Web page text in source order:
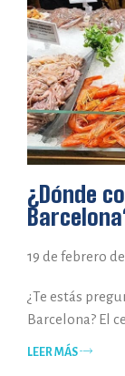
¿Dónde
19 de febrero
¿Te estás
Barcelona? El
LEER MÁS